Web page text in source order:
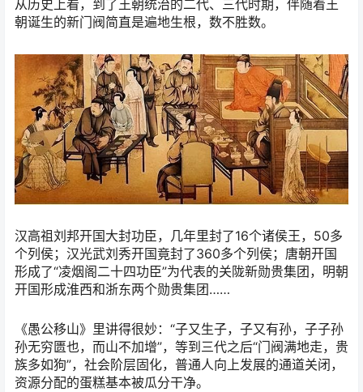
从历史上看，到了王朝统治的二代、三代时期，伴随着王
朝诞生的新门阀简直是遍地生根，数不胜数。
汉高祖刘邦开国大封功臣，几年里封了16个诸侯王，50多
个列侯；汉光武刘秀开国竟封了360多个列侯；唐朝开国
形成了“凌烟阁二十四功臣”为代表的关陇新勋贵集团，明朝
开国形成淮西和浙东两个勋贵集团……
《愚公移山》里讲得很妙：“子又生子，子又有孙，子子孙
孙无穷匮也，而山不加增”，等到三代之后“门阀满地走，贵
族多如狗”，社会阶层固化，普通人向上发展的通道关闭，
资源分配的蛋糕基本被瓜分干净。